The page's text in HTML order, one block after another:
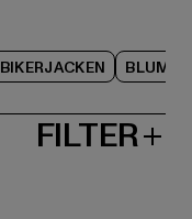
BIKERJACKEN
FILTER